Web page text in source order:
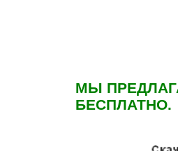
МЫ
БЕСПЛАТНО.